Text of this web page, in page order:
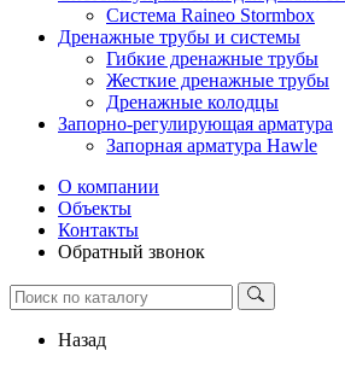
Система Raineo Stormbox
Дренажные трубы и системы
Гибкие дренажные трубы
Жесткие дренажные трубы
Дренажные колодцы
Запорно-регулирующая арматура
Запорная арматура Hawle
О компании
Объекты
Контакты
Обратный звонок
Назад